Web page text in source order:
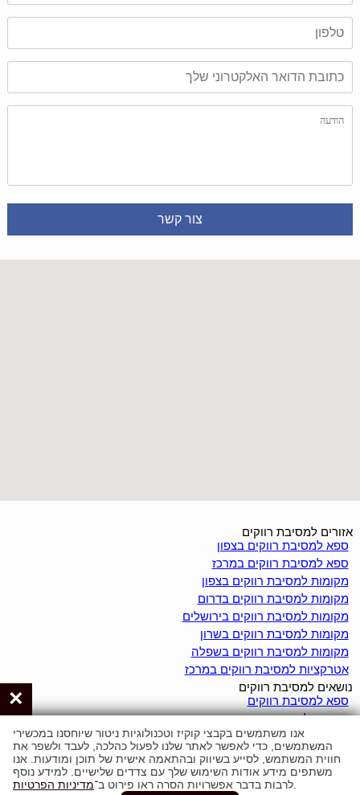
אזורים למסיבת רווקים
ספא למסיבת רווקים בצפון
ספא למסיבת רווקים במרכז
מקומות למסיבת רווקים בצפון
מקומות למסיבת רווקים בדרום
מקומות למסיבת רווקים בירושלים
מקומות למסיבת רווקים בשרון
מקומות למסיבת רווקים בשפלה
אטרקציות למסיבת רווקים במרכז
נושאים למסיבת רווקים
ספא למסיבת רווקים
צימרים למסיבת רווקים
וילות למסיבת רווקים
יאכטות למסיבת רווקים
לופטים למסיבת רווקים
מועדוני חשפנות למסיבת רווקים
×
אנו משתמשים בקבצי קוקיז וטכנולוגיות ניטור שיוחסנו במכשירי
המשתמשים, כדי לאפשר לאתר שלנו לפעול כהלכה, לעבד ולשפר את
חווית המשתמש, לסייע בשיווק ובהתאמה אישית של תוכן ומודעות. אנו
משתפים מידע אודות השימוש שלך עם צדדים שלישיים. למידע נוסף
לרבות בדבר אפשרויות הסרה ראו פירוט ב־מדיניות הפרטיות